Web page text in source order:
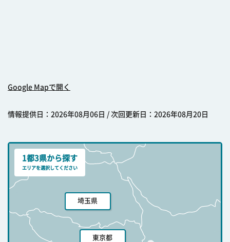
Google Mapで開く
情報提供日：2026年08月06日 / 次回更新日：2026年08月20日
1都3県から探す
エリアを選択してください
埼玉県
東京都